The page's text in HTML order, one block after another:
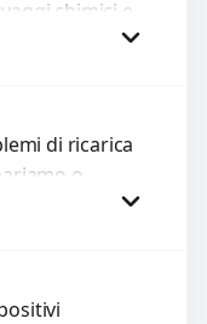
chimici e
rimuovere
e
di ricarica
o
ricarica guasti,